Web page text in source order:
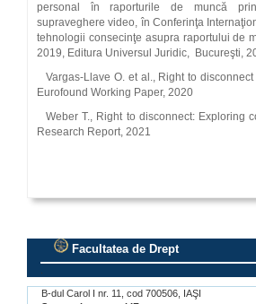
personal în raporturile de muncă
supraveghere video, în Conferinţa
tehnologii consecinţe asupra raportului de
2019, Editura Universul Juridic, Bucureşti,
Vargas-Llave O. et al., Right to
Eurofound Working Paper, 2020
Weber T., Right to disconnect: Exploring
Research Report, 2021
Facultatea de Drept
B-dul Carol I nr. 11, cod 700506, IAŞI